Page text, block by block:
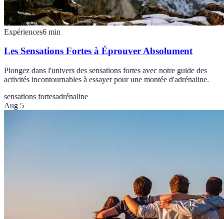
Expériences6 min
Les Sensations Fortes à Éprouver Absolument
Plongez dans l'univers des sensations fortes avec notre guide des
activités incontournables à essayer pour une montée d'adrénaline.
sensations fortesadrénaline
Aug 5